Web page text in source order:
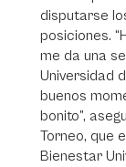
disputarse
posiciones.
me da una
Universidad
buenos
bonito”,
Torneo, que
Bienestar